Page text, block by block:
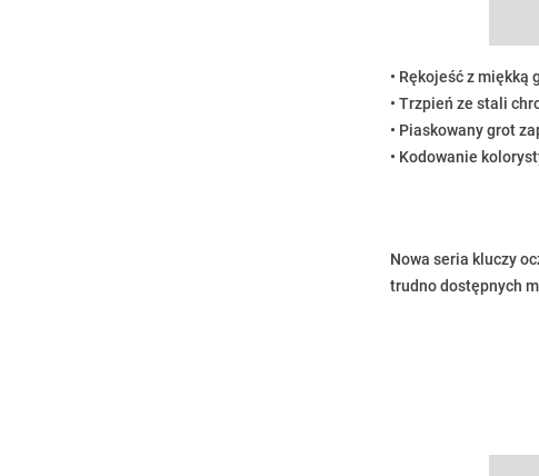
• Rękojeść z
• Trzpień ze stali
• Piaskowany grot
• Kodowanie
Nowa seria kluczy
trudno dostępnych